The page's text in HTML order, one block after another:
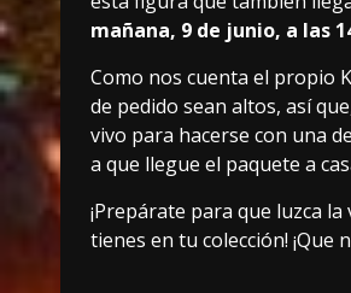
mañana, 9 de junio, a las
Como nos cuenta el propio
de pedido sean altos, así
vivo para hacerse con una
a que llegue el paquete a
¡Prepárate para que luzca
tienes en tu colección! ¡Que